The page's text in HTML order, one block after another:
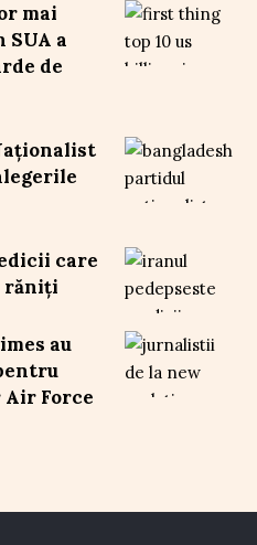
mai
a
de
care
răniți
au
Force